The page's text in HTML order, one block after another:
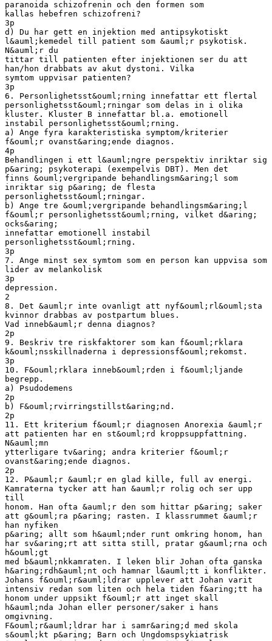
paranoida schizofrenin och den formen som
kallas hebefren schizofreni?
3p
d) Du har gett en injektion med antipsykotiskt
l&auml;kemedel till patient som &auml;r psykotisk.
N&auml;r du
tittar till patienten efter injektionen ser du att
han/hon drabbats av akut dystoni. Vilka
symtom uppvisar patienten?
3p
6. Personlighetsst&ouml;rning innefattar ett flertal
personlighetsst&ouml;rningar som delas in i olika
kluster. Kluster B innefattar bl.a. emotionell
instabil personlighetsst&ouml;rning.
a) Ange fyra karakteristiska symptom/kriterier
f&ouml;r ovanst&aring;ende diagnos.
4p
Behandlingen i ett l&auml;ngre perspektiv inriktar sig
p&aring; psykoterapi (exempelvis DBT). Men det
finns &ouml;vergripande behandlingsm&aring;l som
inriktar sig p&aring; de flesta
personlighetsst&ouml;rningar.
b) Ange tre &ouml;vergripande behandlingsm&aring;l
f&ouml;r personlighetsst&ouml;rning, vilket d&aring;
ocks&aring;
innefattar emotionell instabil
personlighetsst&ouml;rning.
3p
7. Ange minst sex symtom som en person kan uppvisa som
lider av melankolisk
3p
depression.
2
8. Det &auml;r inte ovanligt att nyf&ouml;rl&ouml;sta
kvinnor drabbas av postpartum blues.
Vad inneb&auml;r denna diagnos?
2p
9. Beskriv tre riskfaktorer som kan f&ouml;rklara
k&ouml;nsskillnaderna i depressionsf&ouml;rekomst.
3p
10. F&ouml;rklara inneb&ouml;rden i f&ouml;ljande
begrepp.
a) Psudodemens
2p
b) F&ouml;rvirringstillst&aring;nd.
2p
11. Ett kriterium f&ouml;r diagnosen Anorexia &auml;r
att patienten har en st&ouml;rd kroppsuppfattning.
N&auml;mn
ytterligare tv&aring; andra kriterier f&ouml;r
ovanst&aring;ende diagnos.
2p
12. P&auml;r &auml;r en glad kille, full av energi.
Kamraterna tycker att han &auml;r rolig och ser upp
till
honom. Han ofta &auml;r den som hittar p&aring; saker
att g&ouml;ra p&aring; rasten. I klassrummet &auml;r
han nyfiken
p&aring; allt som h&auml;nder runt omkring honom, han
har sv&aring;rt att sitta still, pratar g&auml;rna och
h&ouml;gt
med b&auml;nkkamraten. I leken blir Johan ofta ganska
h&aring;rdh&auml;nt och hamnar l&auml;tt i konflikter.
Johans f&ouml;r&auml;ldrar upplever att Johan varit
intensiv redan som liten och hela tiden f&aring;tt ha
honom under uppsikt f&ouml;r att inget skall
h&auml;nda Johan eller personer/saker i hans
omgivning.
F&ouml;r&auml;ldrar har i samr&aring;d med skola
s&ouml;kt p&aring; Barn och Ungdomspsykiatrisk